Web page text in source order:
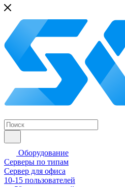
Оборудование
Серверы по типам
Сервер для офиса
10-15 пользователей